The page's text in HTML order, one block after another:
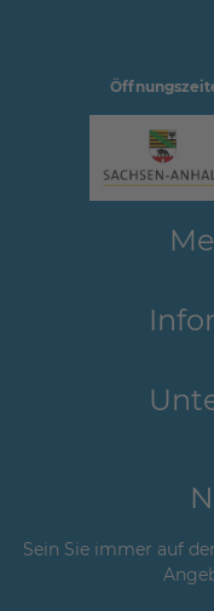
Sein Sie immer auf